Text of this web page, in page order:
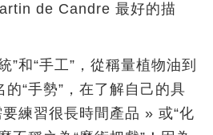
de Candre 最好的描
”和“手工”，從稱量植物油到
“手勢”，在了解自己的具
練習很長時間產品 » 或“化